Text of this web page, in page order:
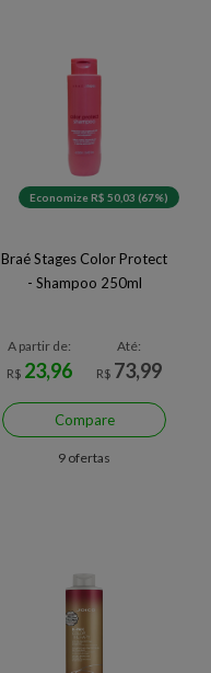
Economize R$ 50,03 (67%)
Braé Stages Color Protect
- Shampoo 250ml
A partir de:
R$ 23,96
Até:
R$ 73,99
Compare
9 ofertas